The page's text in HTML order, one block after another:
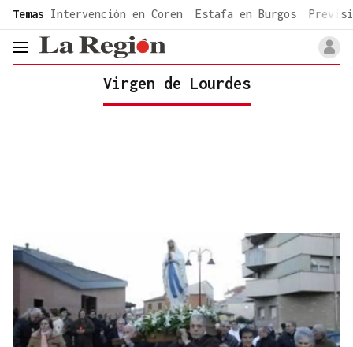
common.go-to-content
Temas Intervención en Coren Estafa en Burgos
header.menu.open
Virgen de Lourdes